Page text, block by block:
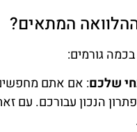
המתאים?
גורמים:
שלכם: אם אתם מחפשים
הנכון עבורכם. עם